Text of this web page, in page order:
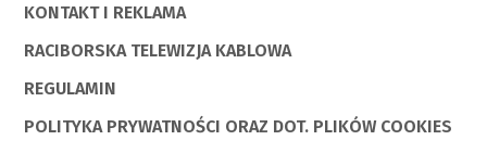
KONTAKT I REKLAMA
RACIBORSKA TELEWIZJA KABLOWA
REGULAMIN
POLITYKA PRYWATNOŚCI ORAZ DOT. PLIKÓW COOKIES